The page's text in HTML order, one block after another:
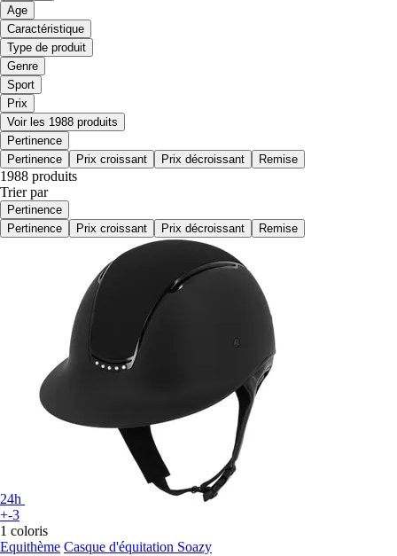
Age
Caractéristique
Type de produit
Genre
Sport
Prix
Voir les 1988 produits
Pertinence
Pertinence
Prix croissant Prix décroissant Remise
1988 produits
Trier par
Pertinence
Pertinence
Prix croissant Prix décroissant Remise
24h
+-3
1 coloris
Equithème Casque d'équitation Soazy